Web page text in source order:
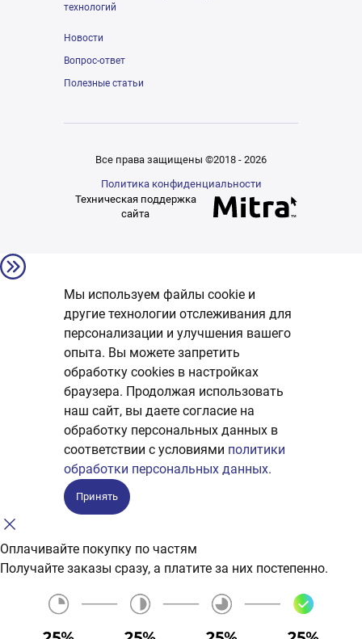
технологий
Новости
Вопрос-ответ
Полезные статьи
Все права защищены ©2018 - 2026
Политика конфиденциальности
Техническая поддержка
сайта
Мы используем файлы cookie и
другие технологии отслеживания для
персонализации и улучшения вашего
опыта. Вы можете запретить
обработку сookies в настройках
браузера. Продолжая использовать
наш сайт, вы даете согласие на
обработку персональных данных в
соответствии с условиями политики
обработки персональных данных.
Принять
Оплачивайте покупку по частям
Получайте заказы сразу, а платите за них постепенно.